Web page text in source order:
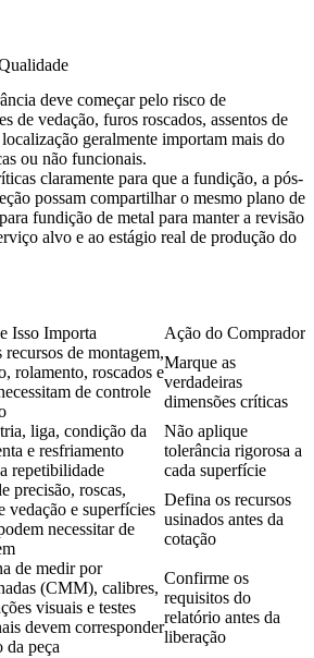
deve começar pelo risco de
de vedação, furos roscados, assentos de
geralmente importam mais do
ou não funcionais.
claramente para que a fundição, a pós-
possam compartilhar o mesmo plano de
fundição de metal para manter a revisão
alvo e ao estágio real de produção do
Isso Importa Ação do Comprador
recursos de montagem,
rolamento, roscados e
de controle
Marque as
verdadeiras
dimensões críticas
liga, condição da
e resfriamento
repetibilidade
Não aplique
tolerância rigorosa a
cada superfície
precisão, roscas,
vedação e superfícies
necessitar de
Defina os recursos
usinados antes da
cotação
de medir por
(CMM), calibres,
visuais e testes
devem corresponder
da peça
Confirme os
requisitos do
relatório antes da
liberação